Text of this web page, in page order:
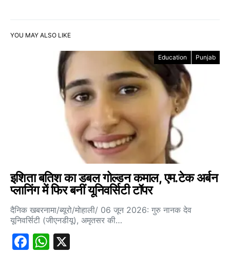
YOU MAY ALSO LIKE
Education Punjab
इशिता बतिश का डबल गोल्डन कमाल, एम.टेक अर्बन
प्लानिंग में फिर बनीं यूनिवर्सिटी टॉपर
दैनिक खबरनामा/ब्यूरो/मोहाली/ 06 जून 2026: गुरु नानक देव
यूनिवर्सिटी (जीएनडीयू), अमृतसर की…
Facebook
WhatsApp